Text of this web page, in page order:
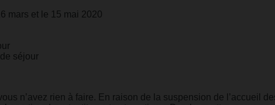
mars et le 15 mai 2020
séjour
n’avez rien à faire. En raison de la suspension de l’accueil